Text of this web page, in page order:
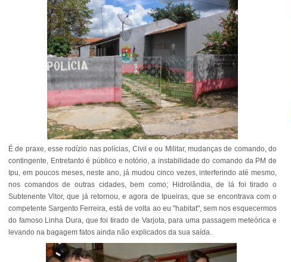
É de praxe, esse rodízio nas polícias, Civil e ou Militar, mudanças de comando, do
contingente, Entretanto é público e notório, a instabilidade do comando da PM de
Ipu, em poucos meses, neste ano, já mudou cinco vezes, interferindo até mesmo,
nos comandos de outras cidades, bem como; Hidrolândia, de lá foi tirado o
Subtenente Vitor, que já retornou, e agora de Ipueiras, que se encontrava com o
competente Sargento Ferreira, está de volta ao eu "habitat", sem nos esquecermos
do famoso Linha Dura, que foi tirado de Varjota, para uma passagem meteórica e
levando na bagagem fatos ainda não explicados da sua saída.